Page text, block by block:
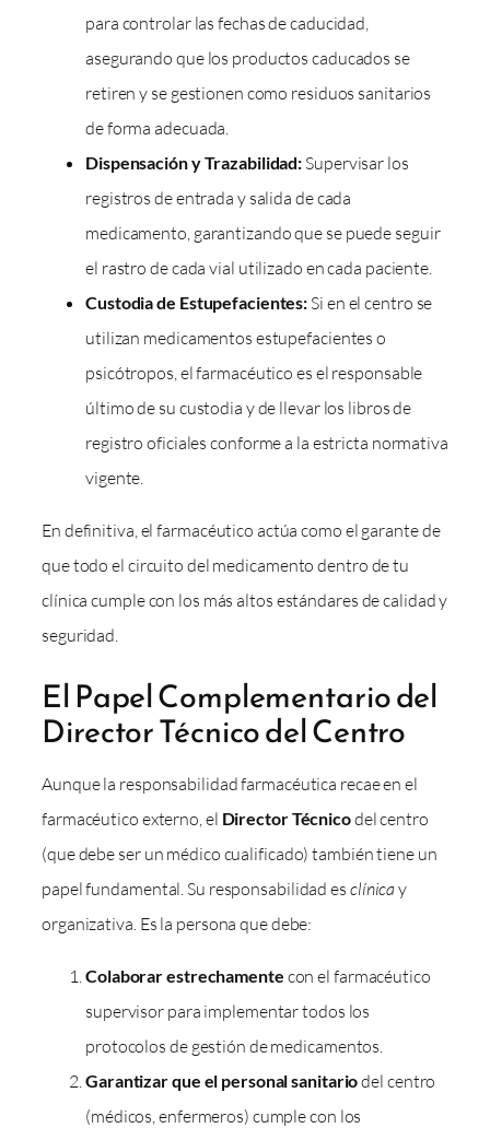
para controlar las fechas de caducidad,
asegurando que los productos caducados se
retiren y se gestionen como residuos sanitarios
de forma adecuada.
Dispensación y Trazabilidad:Supervisar los
registros de entrada y salida de cada
medicamento, garantizando que se puede seguir
el rastro de cada vial utilizado en cada paciente.
Custodia de Estupefacientes:Si en el centro se
utilizan medicamentos estupefacientes o
psicótropos, el farmacéutico es el responsable
último de su custodia y de llevar los libros de
registro oficiales conforme a la estricta normativa
vigente.
En definitiva, el farmacéutico actúa como el garante de
que todo el circuito del medicamento dentro de tu
clínica cumple con los más altos estándares de calidad y
seguridad.
El Papel Complementario del
Director Técnico del Centro
Aunque la responsabilidad farmacéutica recae en el
farmacéutico externo, el Director Técnicodel centro
(que debe ser un médico cualificado) también tiene un
papel fundamental. Su responsabilidad es clínica y
organizativa. Es la persona que debe:
Colaborar estrechamente con el farmacéutico
supervisor para implementar todos los
protocolos de gestión de medicamentos.
Garantizar que el personal sanitariodel centro
(médicos, enfermeros) cumple con los